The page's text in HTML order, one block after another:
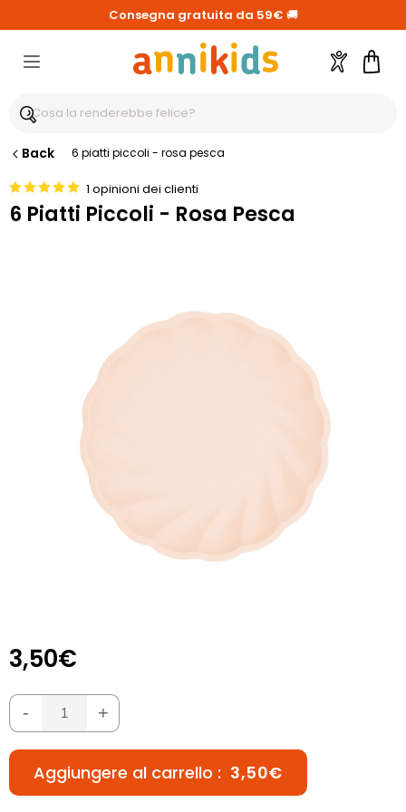
Consegna gratuita da 59€ 🚚
Account
Back 6 piatti piccoli - rosa pesca
1 opinioni dei clienti
6 Piatti Piccoli - Rosa Pesca
3,50€
- +
Aggiungere al carrello : 3,50€